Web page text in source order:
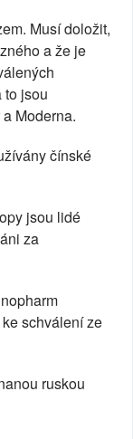
Musí doložit,
a že je
to jsou
Moderna.
čínské
jsou lidé
za
schválení ze
ruskou